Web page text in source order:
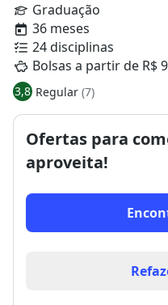
Graduação
36 meses
24 disciplinas
Bolsas a partir de R$
3,8 Regular (7)
Ofertas para
aproveita!